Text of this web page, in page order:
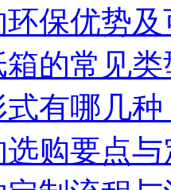
保优势
的常见
有哪几种
购要点